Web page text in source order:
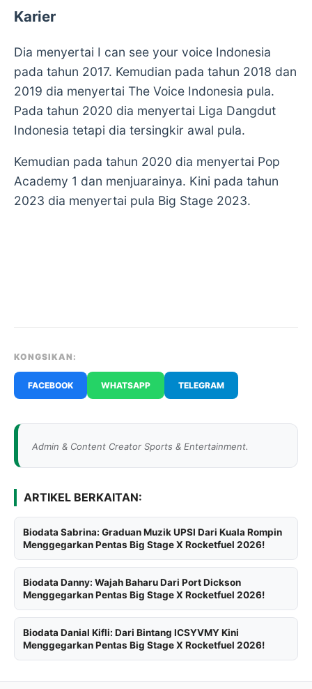
Karier
Dia menyertai I can see your voice Indonesia
pada tahun 2017. Kemudian pada tahun 2018 dan
2019 dia menyertai The Voice Indonesia pula.
Pada tahun 2020 dia menyertai Liga Dangdut
Indonesia tetapi dia tersingkir awal pula.
Kemudian pada tahun 2020 dia menyertai Pop
Academy 1 dan menjuarainya. Kini pada tahun
2023 dia menyertai pula Big Stage 2023.
KONGSIKAN:
FACEBOOK WHATSAPP TELEGRAM
Admin & Content Creator Sports & Entertainment.
ARTIKEL BERKAITAN:
Biodata Sabrina: Graduan Muzik UPSI Dari Kuala Rompin
Menggegarkan Pentas Big Stage X Rocketfuel 2026!
Biodata Danny: Wajah Baharu Dari Port Dickson
Menggegarkan Pentas Big Stage X Rocketfuel 2026!
Biodata Danial Kifli: Dari Bintang ICSYVMY Kini
Menggegarkan Pentas Big Stage X Rocketfuel 2026!